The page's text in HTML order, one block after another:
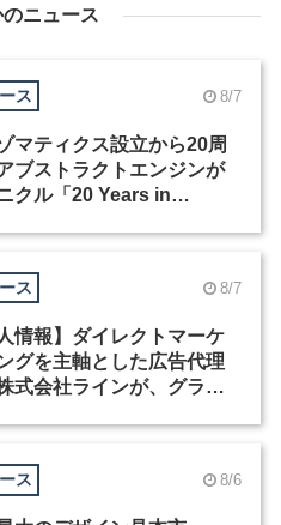
ニュース
ス 8/7
マティクス設立から20周
ブストラクトエンジンが
クル「20 Years in
ス 8/7
情報】ダイレクトマーケ
グを主軸とした広告代理
式会社ラインが、グラフ
ス 8/6